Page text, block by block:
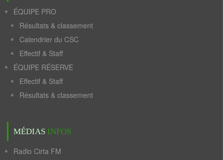
ÉQUIPE PRO
Résultats & classement
Calendrier du CSC
Effectif & Staff
ÉQUIPE RÉSERVE
Effectif & Staff
Résultats & classement
MÉDIAS INFOS
Radio Cirta FM